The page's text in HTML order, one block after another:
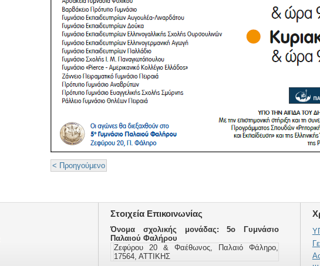
< Προηγούμενο
Στοιχεία Επικοινωνίας
Όνομα σχολικής μονάδας: 5ο Γυμνάσιο
Παλαιού Φαλήρου
Ζεφύρου 20 & Φαέθωνος, Παλαιό Φάληρο,
17564, ΑΤΤΙΚΗΣ